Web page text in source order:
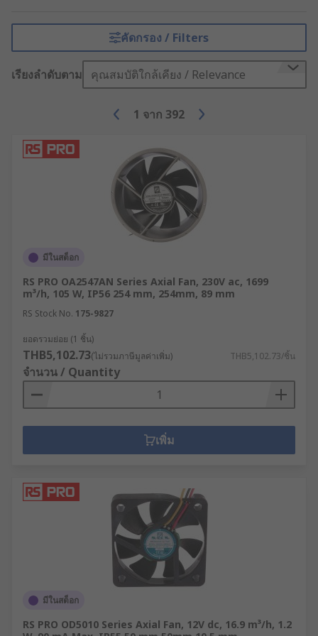
and passive cooling methods with aheatsinkand
fan on the processor to provide the necessary
cooling.
Your HVAC system solutions partner
As a global company with operations across 32
countries, we understand what you need in a
HVAC system. You can count on RS to deliver high-
quality industrial cooling, heating and ventilating
Explore our wide range of HVAC and thermal
management system solutions in stock to suit
your needs.
คัดกรอง / Filters
เรียงลำดับตาม คุณสมบัติใกล้เคียง / Relevance
1 จาก 392
มีในสต็อก
RS PRO OA2547AN Series Axial Fan, 230V ac, 1699
m³/h, 105 W, IP56 254 mm, 254mm, 89 mm
RS Stock No. 175-9827
ยอดรวมย่อย (1 ชิ้น)
THB5,102.73(ไม่รวมภาษีมูลค่าเพิ่ม) THB5,102.73/ชิ้น
จำนวน / Quantity
เพิ่ม
มีในสต็อก
RS PRO OD5010 Series Axial Fan, 12V dc, 16.9 m³/h, 1.2